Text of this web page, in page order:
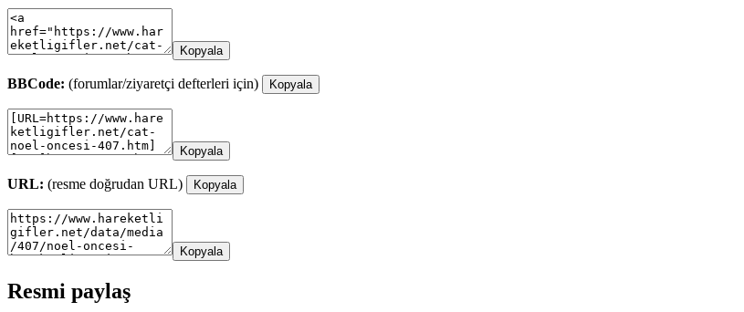
Kopyala
BBCode: (forumlar/ziyaretçi defterleri için) Kopyala
Kopyala
URL: (resme doğrudan URL) Kopyala
Kopyala
Resmi paylaş